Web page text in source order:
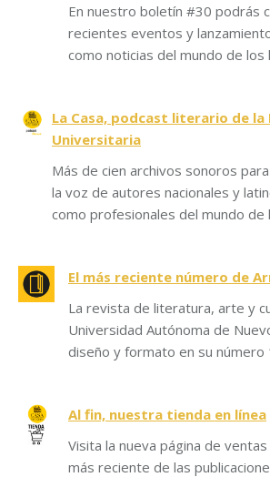
En nuestro boletín #30 podrás
recientes eventos y
como noticias del mundo de los
La Casa, podcast literario de
Universitaria
Más de cien archivos sonoros
la voz de autores nacionales y
como profesionales del mundo de
El más reciente número de
La revista de literatura, arte y
Universidad Autónoma de
diseño y formato en su número
Al fin, nuestra tienda en línea
Visita la nueva página de
más reciente de las